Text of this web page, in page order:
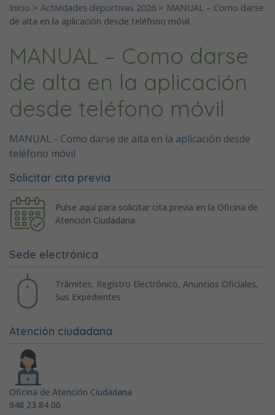
Inicio > Actividades deportivas 2026 > MANUAL – Como darse
de alta en la aplicación desde teléfono móvil
MANUAL – Como darse
de alta en la aplicación
desde teléfono móvil
MANUAL - Como darse de alta en la aplicación desde
teléfono móvil
Solicitar cita previa
Pulse aquí para solicitar cita previa en la Oficina de
Atención Ciudadana
Sede electrónica
Trámites, Registro Electrónico, Anuncios Oficiales,
Sus Expedientes
Atención ciudadana
Oficina de Atención Ciudadana
948 23 84 00